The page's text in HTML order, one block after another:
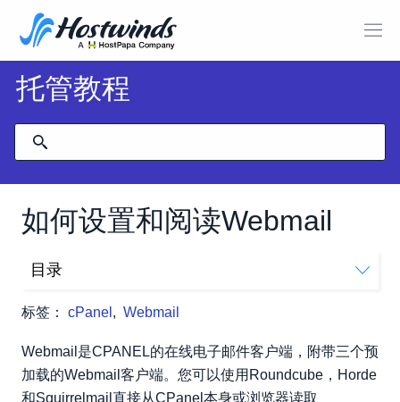
托管教程
如何设置和阅读Webmail
标签： cPanel , Webmail
目录
相关资源：
Webmail是CPANEL的在线电子邮件客户端，附带三个预
加载的Webmail客户端。您可以使用Roundcube，Horde
和Squirrelmail直接从CPanel本身或浏览器读取